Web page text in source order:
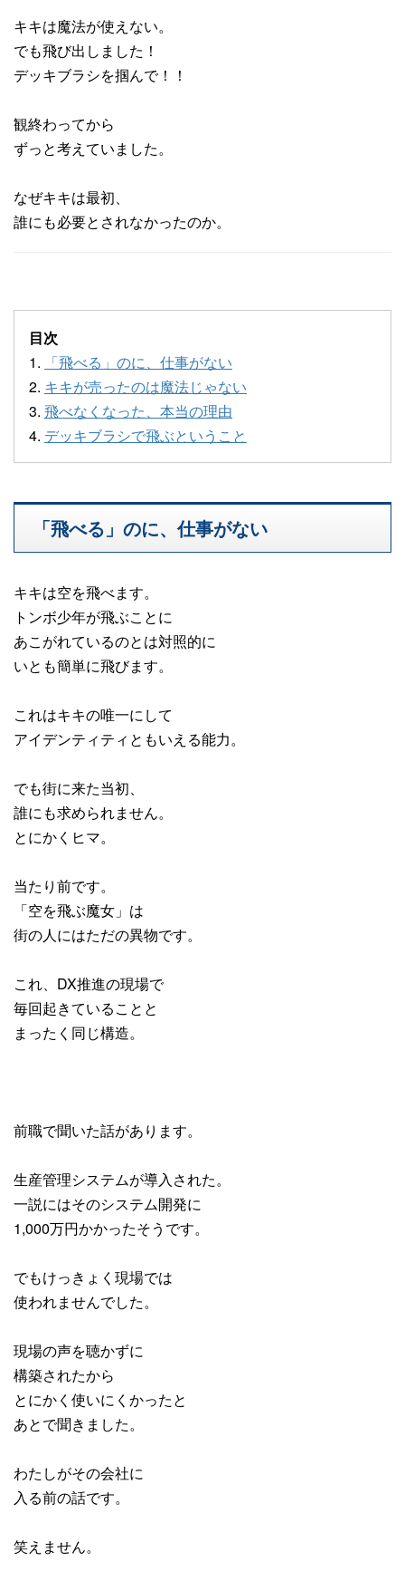
キキは魔法が使えない。
でも飛び出しました！
デッキブラシを掴んで！！
観終わってから
ずっと考えていました。
なぜキキは最初、
誰にも必要とされなかったのか。
目次
1.
「飛べる」のに、仕事がない
2. キキが売ったのは魔法じゃない
3. 飛べなくなった、本当の理由
4. デッキブラシで飛ぶということ
「飛べる」のに、仕事がない
キキは空を飛べます。
トンボ少年が飛ぶことに
あこがれているのとは対照的に
いとも簡単に飛びます。
これはキキの唯一にして
アイデンティティともいえる能力。
でも街に来た当初、
誰にも求められません。
とにかくヒマ。
当たり前です。
「空を飛ぶ魔女」は
街の人にはただの異物です。
これ、DX推進の現場で
毎回起きていることと
まったく同じ構造。
前職で聞いた話があります。
生産管理システムが導入された。
一説にはそのシステム開発に
1,000万円かかったそうです。
でもけっきょく現場では
使われませんでした。
現場の声を聴かずに
構築されたから
とにかく使いにくかったと
あとで聞きました。
わたしがその会社に
入る前の話です。
笑えません。